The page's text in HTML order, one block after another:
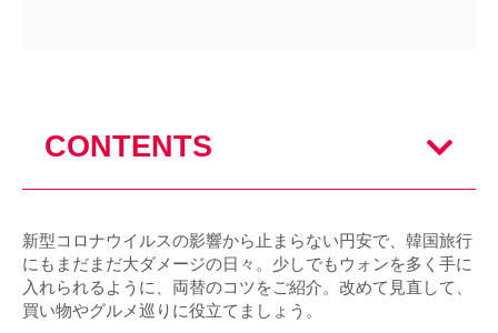
CONTENTS
新型コロナウイルスの影響から止まらない円安で、韓国旅行
にもまだまだ大ダメージの日々。少しでもウォンを多く手に
入れられるように、両替のコツをご紹介。改めて見直して、
買い物やグルメ巡りに役立てましょう。